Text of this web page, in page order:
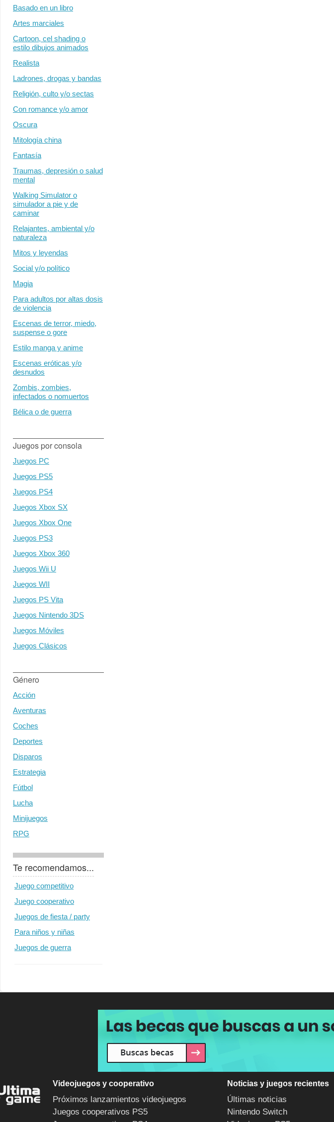
Basado en un libro
Artes marciales
Cartoon, cel shading o
estilo dibujos animados
Realista
Ladrones, drogas y bandas
Religión, culto y/o sectas
Con romance y/o amor
Oscura
Mitología china
Fantasía
Traumas, depresión o salud
mental
Walking Simulator o
simulador a pie y de
caminar
Relajantes, ambiental y/o
naturaleza
Mitos y leyendas
Social y/o político
Magia
Para adultos por altas dosis
de violencia
Escenas de terror, miedo,
suspense o gore
Estilo manga y anime
Escenas eróticas y/o
desnudos
Zombis, zombies,
infectados o nomuertos
Bélica o de guerra
Juegos por consola
Juegos PC
Juegos PS5
Juegos PS4
Juegos Xbox SX
Juegos Xbox One
Juegos PS3
Juegos Xbox 360
Juegos Wii U
Juegos WII
Juegos PS Vita
Juegos Nintendo 3DS
Juegos Móviles
Juegos Clásicos
Género
Acción
Aventuras
Coches
Deportes
Disparos
Estrategia
Fútbol
Lucha
Minijuegos
RPG
Te recomendamos...
Juego competitivo
Juego cooperativo
Juegos de fiesta / party
Para niños y niñas
Juegos de guerra
Videojuegos y cooperativo
Próximos lanzamientos videojuegos
Juegos cooperativos PS5
Noticias y juegos recientes
Últimas noticias
Nintendo Switch